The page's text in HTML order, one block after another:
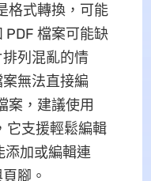
格式轉換，可能
PDF 檔案可能缺
列混亂的情
無法直接編
案，建議使用
它支援輕鬆編輯
添加或編輯連
腳。